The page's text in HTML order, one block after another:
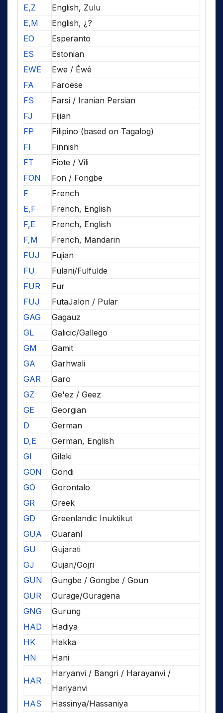
E,Z
English, Zulu
E,M
English, ¿?
EO
Esperanto
ES
Estonian
EWE
Ewe / Éwé
FA
Faroese
FS
Farsi / Iranian Persian
FJ
Fijian
FP
Filipino (based on Tagalog)
FI
Finnish
FT
Fiote / Vili
FON
Fon / Fongbe
F
French
E,F
French, English
F,E
French, English
F,M
French, Mandarin
FUJ
Fujian
FU
Fulani/Fulfulde
FUR
Fur
FUJ
FutaJalon / Pular
GAG
Gagauz
GL
Galicic/Gallego
GM
Gamit
GA
Garhwali
GAR
Garo
GZ
Ge'ez / Geez
GE
Georgian
D
German
D,E
German, English
GI
Gilaki
GON
Gondi
GO
Gorontalo
GR
Greek
GD
Greenlandic Inuktikut
GUA
Guaraní
GU
Gujarati
GJ
Gujari/Gojri
GUN
Gungbe / Gongbe / Goun
GUR
Gurage/Guragena
GNG
Gurung
HAD
Hadiya
HK
Hakka
HN
Hani
HAR
Haryanvi / Bangri / Harayanvi /
Hariyanvi
HAS
Hassinya/Hassaniya